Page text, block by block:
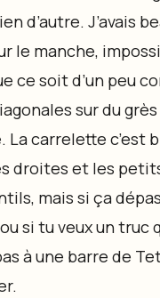
d’autre. J’avais
le manche,
ce soit d’un peu
sur du
La carrelette c’est
droites et les
mais si ça
si tu veux un truc
à une barre de